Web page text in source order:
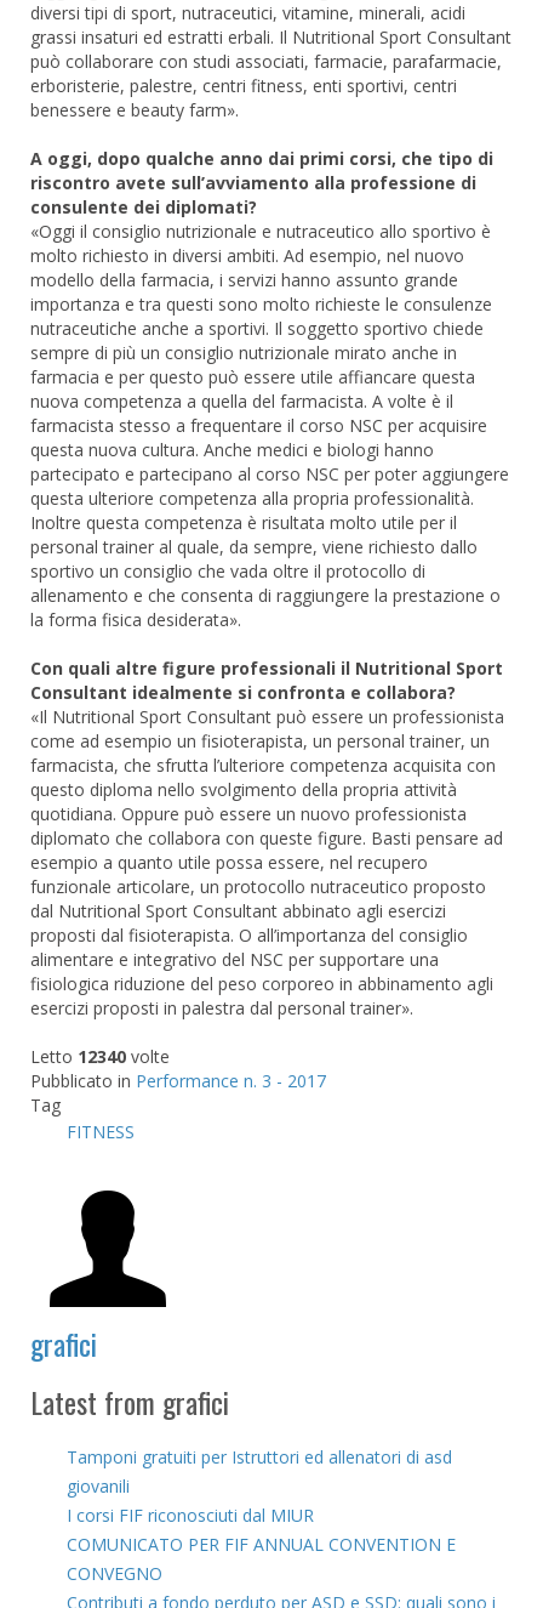
diversi tipi di sport, nutraceutici, vitamine, minerali, acidi
grassi insaturi ed estratti erbali. Il Nutritional Sport Consultant
può collaborare con studi associati, farmacie, parafarmacie,
erboristerie, palestre, centri fitness, enti sportivi, centri
benessere e beauty farm».
A oggi, dopo qualche anno dai primi corsi, che tipo di
riscontro avete sull’avviamento alla professione di
consulente dei diplomati?
«Oggi il consiglio nutrizionale e nutraceutico allo sportivo è
molto richiesto in diversi ambiti. Ad esempio, nel nuovo
modello della farmacia, i servizi hanno assunto grande
importanza e tra questi sono molto richieste le consulenze
nutraceutiche anche a sportivi. Il soggetto sportivo chiede
sempre di più un consiglio nutrizionale mirato anche in
farmacia e per questo può essere utile affiancare questa
nuova competenza a quella del farmacista. A volte è il
farmacista stesso a frequentare il corso NSC per acquisire
questa nuova cultura. Anche medici e biologi hanno
partecipato e partecipano al corso NSC per poter aggiungere
questa ulteriore competenza alla propria professionalità.
Inoltre questa competenza è risultata molto utile per il
personal trainer al quale, da sempre, viene richiesto dallo
sportivo un consiglio che vada oltre il protocollo di
allenamento e che consenta di raggiungere la prestazione o
la forma fisica desiderata».
Con quali altre figure professionali il Nutritional Sport
Consultant idealmente si confronta e collabora?
«Il Nutritional Sport Consultant può essere un professionista
come ad esempio un fisioterapista, un personal trainer, un
farmacista, che sfrutta l’ulteriore competenza acquisita con
questo diploma nello svolgimento della propria attività
quotidiana. Oppure può essere un nuovo professionista
diplomato che collabora con queste figure. Basti pensare ad
esempio a quanto utile possa essere, nel recupero
funzionale articolare, un protocollo nutraceutico proposto
dal Nutritional Sport Consultant abbinato agli esercizi
proposti dal fisioterapista. O all’importanza del consiglio
alimentare e integrativo del NSC per supportare una
fisiologica riduzione del peso corporeo in abbinamento agli
esercizi proposti in palestra dal personal trainer».
Letto 12340 volte
Pubblicato in Performance n. 3 - 2017
Tag
FITNESS
grafici
Latest from grafici
Tamponi gratuiti per Istruttori ed allenatori di asd
giovanili
I corsi FIF riconosciuti dal MIUR
COMUNICATO PER FIF ANNUAL CONVENTION E
CONVEGNO
Contributi a fondo perduto per ASD e SSD: quali sono i